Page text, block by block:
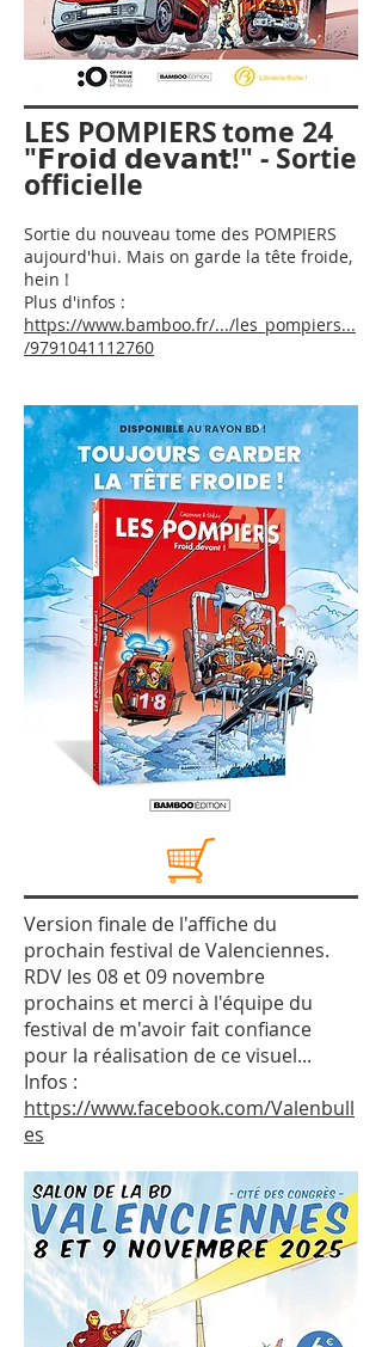
LES POMPIERStome 24
"𝗙𝗿𝗼𝗶𝗱 𝗱𝗲𝘃𝗮𝗻𝘁!" - Sortie
officielle
Sortie du nouveau tome des POMPIERS
aujourd'hui. Mais on garde la tête froide,
hein !
Plus d'infos :
https://www.bamboo.fr/.../les_pompiers...
/9791041112760
Version finale de l'affiche du
prochain festival de Valenciennes.
RDV les 08 et 09 novembre
prochains et merci à l'équipe du
festival de m'avoir fait confiance
pour la réalisation de ce visuel...
Infos :
https://www.facebook.com/Valenbull
es